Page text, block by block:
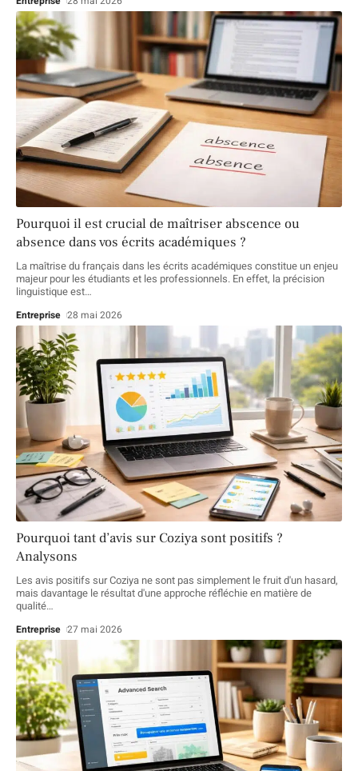
Pourquoi il est crucial de maîtriser abscence ou
absence dans vos écrits académiques ?
La maîtrise du français dans les écrits académiques constitue un enjeu
majeur pour les étudiants et les professionnels. En effet, la précision
linguistique est…
Entreprise 28 mai 2026
Pourquoi tant d’avis sur Coziya sont positifs ?
Analysons
Les avis positifs sur Coziya ne sont pas simplement le fruit d'un hasard,
mais davantage le résultat d'une approche réfléchie en matière de
qualité…
Entreprise 27 mai 2026